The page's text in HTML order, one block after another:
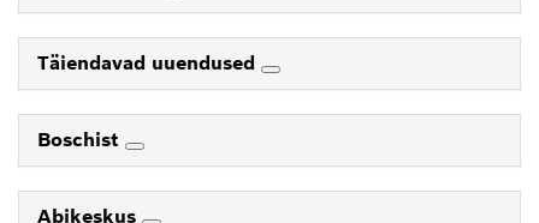
Täiendavad uuendused
Boschist
Abikeskus